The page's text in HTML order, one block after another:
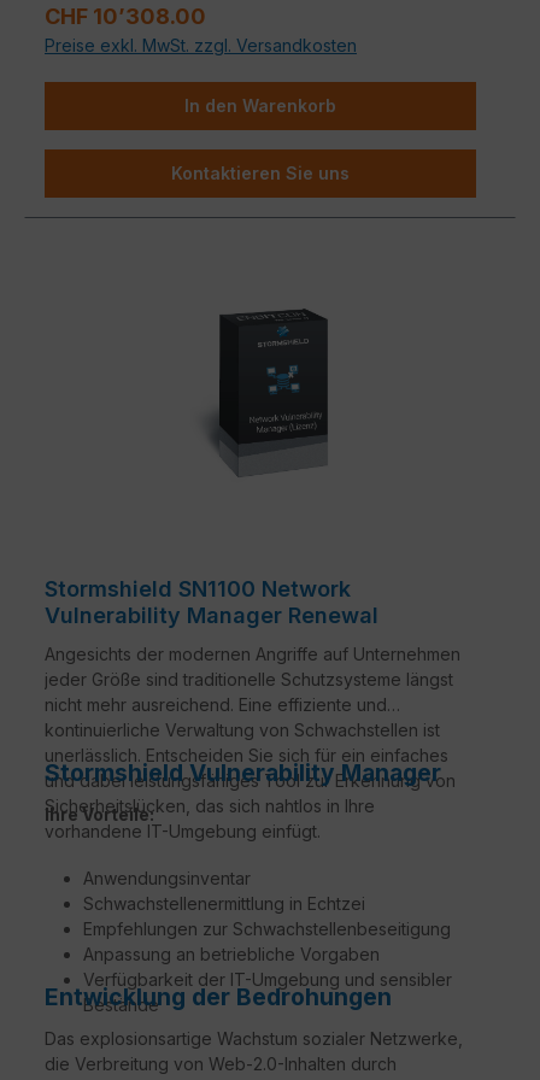
Datenbank für aktuelle Bedrohungsanalysen und
die automatische Anpassung von
Schutzmechanismen.
Standard Hardware-Garantie:Absicherung
bei Hardware-Defekten mit Austausch im Rahmen
Maß an Schutz mit überschaubarem Aufwand zu
kombinieren.
Regulärer Preis:
CHF 10’308.00
Preise exkl. MwSt. zzgl. Versandkosten
In den Warenkorb
Kontaktieren Sie uns
Stormshield SN1100 Network
Vulnerability Manager Renewal
Angesichts der modernen Angriffe auf Unternehmen
jeder Größe sind traditionelle Schutzsysteme längst
nicht mehr ausreichend. Eine effiziente und
kontinuierliche Verwaltung von Schwachstellen ist
unerlässlich. Entscheiden Sie sich für ein einfaches
und dabei leistungsfähiges Tool zur Erkennung von
Sicherheitslücken, das sich nahtlos in Ihre
vorhandene IT-Umgebung einfügt.
Stormshield Vulnerability Manager
Ihre Vorteile:
Anwendungsinventar
Schwachstellenermittlung in Echtzei
Empfehlungen zur Schwachstellenbeseitigung
Anpassung an betriebliche Vorgaben
Verfügbarkeit der IT-Umgebung und sensibler
Bestände
Entwicklung der Bedrohungen
Das explosionsartige Wachstum sozialer Netzwerke,
die Verbreitung von Web-2.0-Inhalten durch